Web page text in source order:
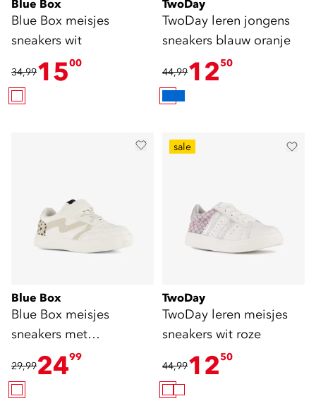
Blue Box
Blue Box meisjes
sneakers wit
34,991500
TwoDay
TwoDay leren jongens
sneakers blauw oranje
44,991250
Blue Box
Blue Box meisjes
sneakers met
dierenprint wit
29,992499
sale
TwoDay
TwoDay leren meisjes
sneakers wit roze
44,991250